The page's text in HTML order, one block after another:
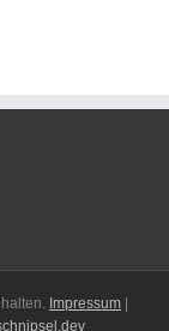
Impressum